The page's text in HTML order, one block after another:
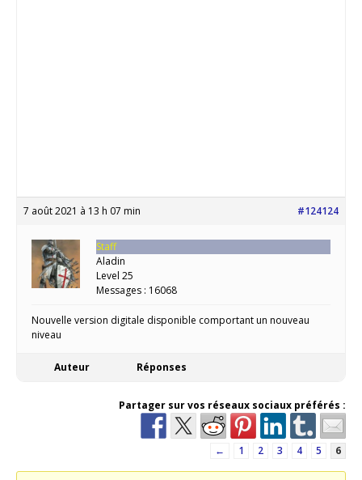
7 août 2021 à 13 h 07 min #124124
Staff
Aladin
Level 25
Messages : 16068
Nouvelle version digitale disponible comportant un nouveau
niveau
Auteur Réponses
Partager sur vos réseaux sociaux préférés :
← 1 2 3 4 5 6